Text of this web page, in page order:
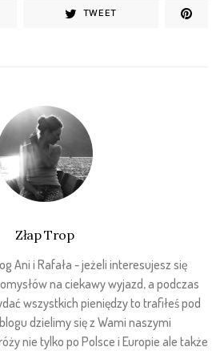
TWEET
Złap Trop
Ani i Rafała - jeżeli interesujesz się
na ciekawy wyjazd, a podczas
wszystkich pieniędzy to trafiłeś pod
dzielimy się z Wami naszymi
nie tylko po Polsce i Europie ale także